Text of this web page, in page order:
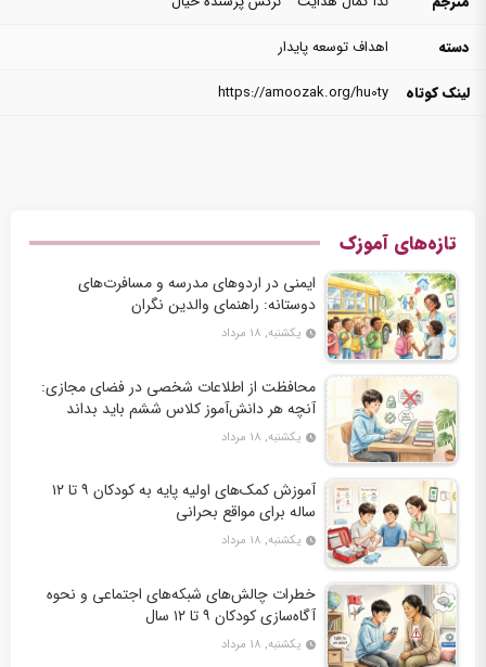
دسته
اهداف توسعه پایدار
لینک کوتاه
https://amoozak.org/hu0ty
تازه‌های آموزک
ایمنی در اردوهای مدرسه و مسافرت‌های
دوستانه: راهنمای والدین نگران
یکشنبه, ۱۸ مرداد
محافظت از اطلاعات شخصی در فضای مجازی:
آنچه هر دانش‌آموز کلاس ششم باید بداند
یکشنبه, ۱۸ مرداد
آموزش کمک‌های اولیه پایه به کودکان ۹ تا ۱۲
ساله برای مواقع بحرانی
یکشنبه, ۱۸ مرداد
خطرات چالش‌های شبکه‌های اجتماعی و نحوه
آگاه‌سازی کودکان ۹ تا ۱۲ سال
یکشنبه, ۱۸ مرداد